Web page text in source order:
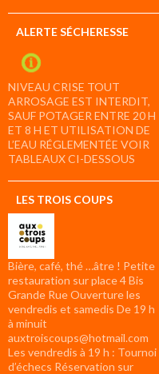
ALERTE SÉCHERESSE
NIVEAU CRISE TOUT
ARROSAGE EST INTERDIT,
SAUF POTAGER ENTRE 20 H
ET 8 H ET UTILISATION DE
L’EAU RÉGLEMENTÉE VOIR
TABLEAUX CI-DESSOUS
LES TROIS COUPS
Bière, café, thé …âtre ! Petite
restauration sur place 4 Bis
Grande Rue Ouverture les
vendredis et samedis De 19 h
à minuit
auxtroiscoups@hotmail.com
Les vendredis à 19 h : Tournoi
d’échecs Réservation sur